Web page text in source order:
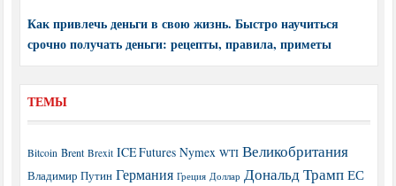
Как привлечь деньги в свою жизнь. Быстро научиться
срочно получать деньги: рецепты, правила, приметы
ТЕМЫ
Bitcoin Brent Brexit ICE Futures Nymex WTI Великобритания
Владимир Путин Германия Греция Доллар Дональд Трамп ЕС